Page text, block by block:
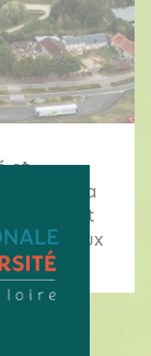
et
Découvrez la
mettant
les milieux